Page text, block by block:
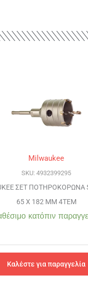
Milwaukee
SKU: 4932399295
ΣΕΤ ΠΟΤΗΡΟΚΟΡΩΝΑ
65 X 182 MM 4ΤΕΜ
κατόπιν
Καλέστε για παραγγελία